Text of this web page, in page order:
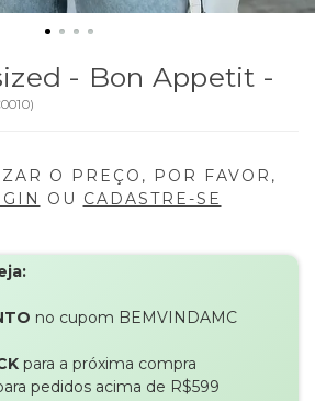
- Bon Appetit -
)
O PREÇO, POR FAVOR,
OU CADASTRE-SE
no cupom BEMVINDAMC
para a próxima compra
pedidos acima de R$599